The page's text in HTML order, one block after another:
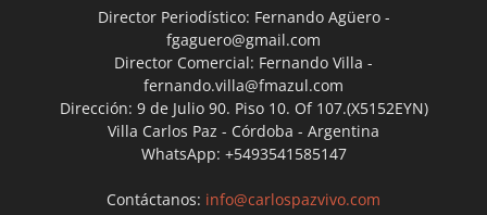
Director Periodístico: Fernando Agüero -
fgaguero@gmail.com
Director Comercial: Fernando Villa -
fernando.villa@fmazul.com
Dirección: 9 de Julio 90. Piso 10. Of 107.(X5152EYN)
Villa Carlos Paz - Córdoba - Argentina
WhatsApp: +5493541585147
Contáctanos: info@carlospazvivo.com